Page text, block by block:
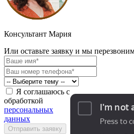
Консультант Мария
Или оставьте заявку и мы
Я соглашаюсь с
обработкой
персональных
данных
Отправить заявку